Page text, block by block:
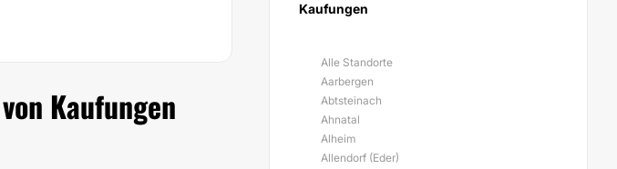
Kaufungen
Kaufungen
Alle Standorte
Aarbergen
Abtsteinach
Ahnatal
Alheim
Allendorf (Eder)